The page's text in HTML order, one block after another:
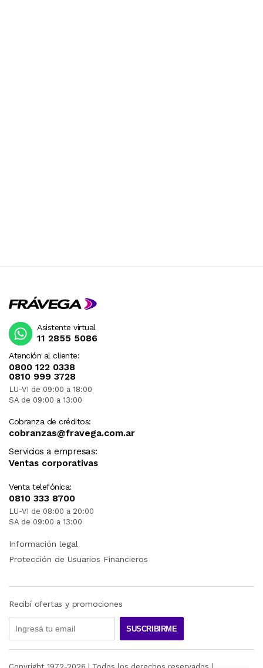
Atención al cliente:
0800 122 0338
0810 999 3728
LU-VI de 09:00 a 18:00
SA de 09:00 a 13:00
Cobranza de créditos:
cobranzas@fravega.com.ar
Servicios a empresas:
Ventas corporativas
Venta telefónica:
0810 333 8700
LU-VI de 08:00 a 20:00
SA de 09:00 a 13:00
Asistente virtual
11 2855 5086
Información legal
Protección de Usuarios Financieros
Recibí ofertas y promociones
SUSCRIBIRME